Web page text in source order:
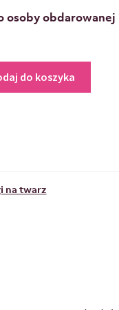
osoby obdarowanej
do koszyka
na twarz